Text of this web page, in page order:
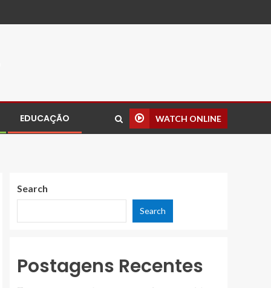
EDUCAÇÃO WATCH ONLINE
Search
Search
Postagens Recentes